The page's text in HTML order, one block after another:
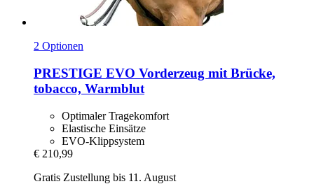
2 Optionen
PRESTIGE EVO Vorderzeug mit Brücke,
tobacco, Warmblut
Optimaler Tragekomfort
Elastische Einsätze
EVO-Klippsystem
€ 210,99
Gratis Zustellung bis 11. August